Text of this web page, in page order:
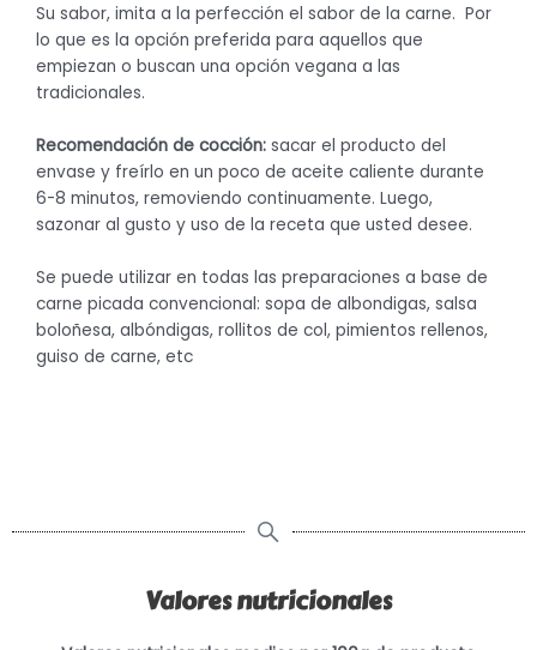
Su sabor, imita a la perfección el sabor de la carne. Por
lo que es la opción preferida para aquellos que
empiezan o buscan una opción vegana a las
tradicionales.
Recomendación de cocción: sacar el producto del
envase y freírlo en un poco de aceite caliente durante
6-8 minutos, removiendo continuamente. Luego,
sazonar al gusto y uso de la receta que usted desee.
Se puede utilizar en todas las preparaciones a base de
carne picada convencional: sopa de albondigas, salsa
boloñesa, albóndigas, rollitos de col, pimientos rellenos,
guiso de carne, etc
Valores nutricionales